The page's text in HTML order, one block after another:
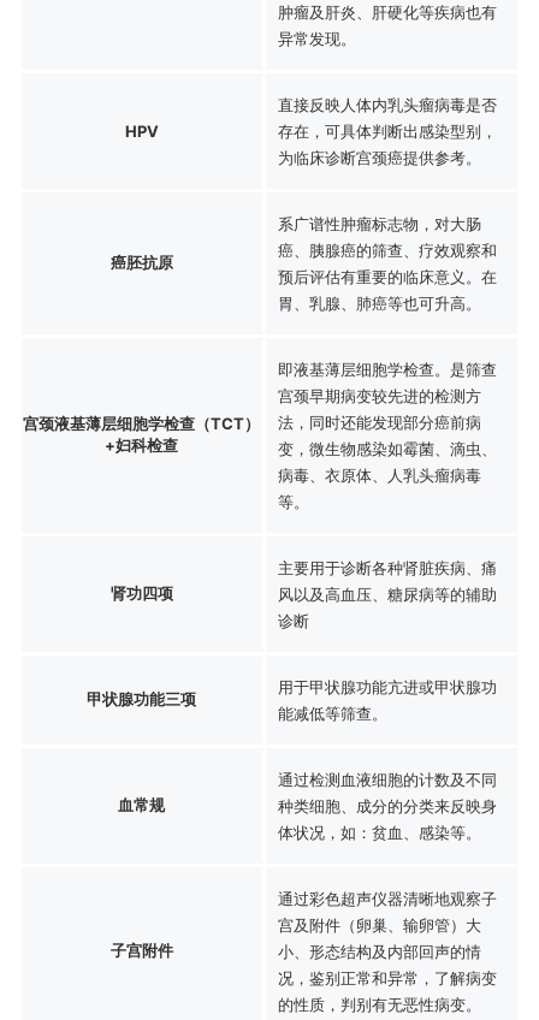
肿瘤及肝炎、肝硬化等疾病也有
异常发现。
HPV
直接反映人体内乳头瘤病毒是否
存在，可具体判断出感染型别，
为临床诊断宫颈癌提供参考。
癌胚抗原
系广谱性肿瘤标志物，对大肠
癌、胰腺癌的筛查、疗效观察和
预后评估有重要的临床意义。在
胃、乳腺、肺癌等也可升高。
宫颈液基薄层细胞学检查（TCT）
+妇科检查
即液基薄层细胞学检查。是筛查
宫颈早期病变较先进的检测方
法，同时还能发现部分癌前病
变，微生物感染如霉菌、滴虫、
病毒、衣原体、人乳头瘤病毒
等。
肾功四项
主要用于诊断各种肾脏疾病、痛
风以及高血压、糖尿病等的辅助
诊断
甲状腺功能三项
用于甲状腺功能亢进或甲状腺功
能减低等筛查。
血常规
通过检测血液细胞的计数及不同
种类细胞、成分的分类来反映身
体状况，如：贫血、感染等。
子宫附件
通过彩色超声仪器清晰地观察子
宫及附件（卵巢、输卵管）大
小、形态结构及内部回声的情
况，鉴别正常和异常，了解病变
的性质，判别有无恶性病变。